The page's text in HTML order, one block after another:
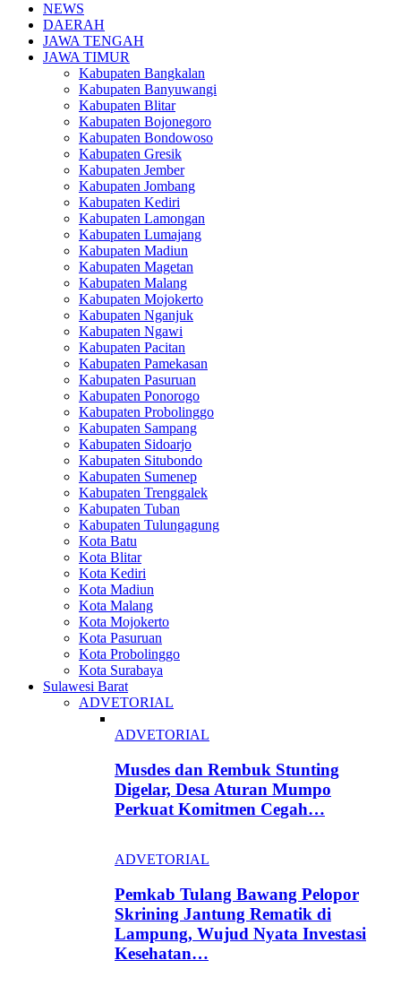
NEWS
DAERAH
JAWA TENGAH
JAWA TIMUR
Kabupaten Bangkalan
Kabupaten Banyuwangi
Kabupaten Blitar
Kabupaten Bojonegoro
Kabupaten Bondowoso
Kabupaten Gresik
Kabupaten Jember
Kabupaten Jombang
Kabupaten Kediri
Kabupaten Lamongan
Kabupaten Lumajang
Kabupaten Madiun
Kabupaten Magetan
Kabupaten Malang
Kabupaten Mojokerto
Kabupaten Nganjuk
Kabupaten Ngawi
Kabupaten Pacitan
Kabupaten Pamekasan
Kabupaten Pasuruan
Kabupaten Ponorogo
Kabupaten Probolinggo
Kabupaten Sampang
Kabupaten Sidoarjo
Kabupaten Situbondo
Kabupaten Sumenep
Kabupaten Trenggalek
Kabupaten Tuban
Kabupaten Tulungagung
Kota Batu
Kota Blitar
Kota Kediri
Kota Madiun
Kota Malang
Kota Mojokerto
Kota Pasuruan
Kota Probolinggo
Kota Surabaya
Sulawesi Barat
ADVETORIAL
ADVETORIAL
Musdes dan Rembuk Stunting
Digelar, Desa Aturan Mumpo
Perkuat Komitmen Cegah…
ADVETORIAL
Pemkab Tulang Bawang Pelopor
Skrining Jantung Rematik di
Lampung, Wujud Nyata Investasi
Kesehatan…